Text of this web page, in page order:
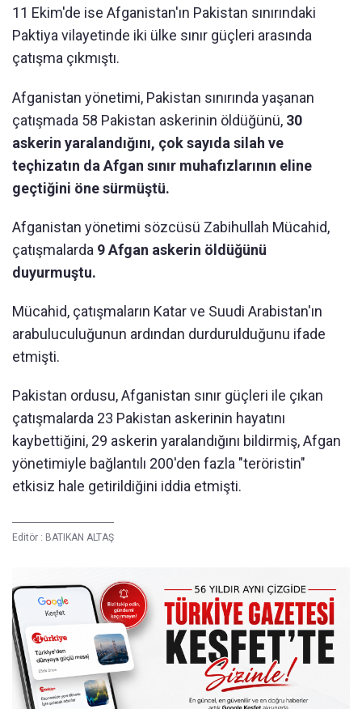
11 Ekim'de ise Afganistan'ın Pakistan sınırındaki
Paktiya vilayetinde iki ülke sınır güçleri arasında
çatışma çıkmıştı.
Afganistan yönetimi, Pakistan sınırında yaşanan
çatışmada 58 Pakistan askerinin öldüğünü, 30
askerin yaralandığını, çok sayıda silah ve
teçhizatın da Afgan sınır muhafızlarının eline
geçtiğini öne sürmüştü.
Afganistan yönetimi sözcüsü Zabihullah Mücahid,
çatışmalarda 9 Afgan askerin öldüğünü
duyurmuştu.
Mücahid, çatışmaların Katar ve Suudi Arabistan'ın
arabuluculuğunun ardından durdurulduğunu ifade
etmişti.
Pakistan ordusu, Afganistan sınır güçleri ile çıkan
çatışmalarda 23 Pakistan askerinin hayatını
kaybettiğini, 29 askerin yaralandığını bildirmiş, Afgan
yönetimiyle bağlantılı 200'den fazla "teröristin"
etkisiz hale getirildiğini iddia etmişti.
Editör : BATIKAN ALTAŞ